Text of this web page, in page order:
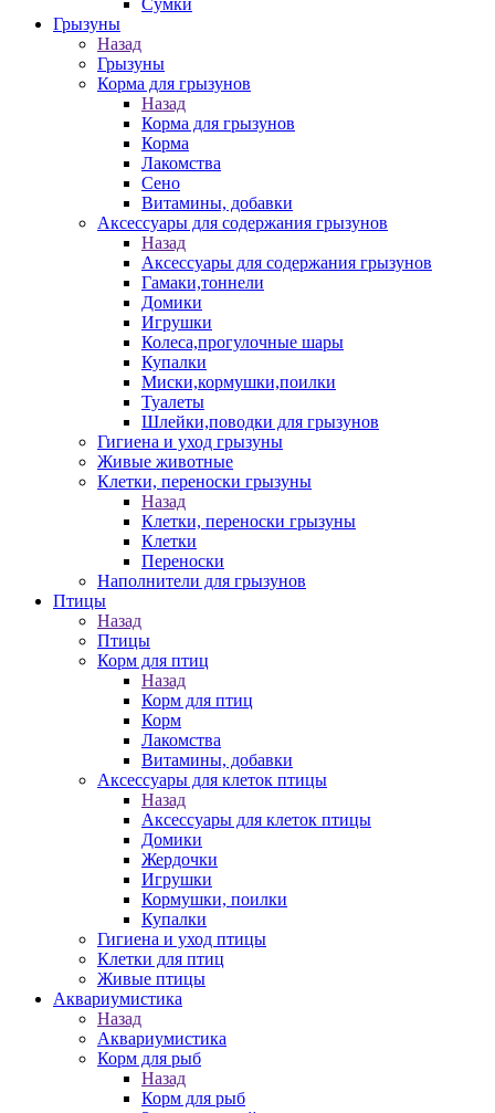
Сумки
Грызуны
Назад
Грызуны
Корма для грызунов
Назад
Корма для грызунов
Корма
Лакомства
Сено
Витамины, добавки
Аксессуары для содержания грызунов
Назад
Аксессуары для содержания грызунов
Гамаки,тоннели
Домики
Игрушки
Колеса,прогулочные шары
Купалки
Миски,кормушки,поилки
Туалеты
Шлейки,поводки для грызунов
Гигиена и уход грызуны
Живые животные
Клетки, переноски грызуны
Назад
Клетки, переноски грызуны
Клетки
Переноски
Наполнители для грызунов
Птицы
Назад
Птицы
Корм для птиц
Назад
Корм для птиц
Корм
Лакомства
Витамины, добавки
Аксессуары для клеток птицы
Назад
Аксессуары для клеток птицы
Домики
Жердочки
Игрушки
Кормушки, поилки
Купалки
Гигиена и уход птицы
Клетки для птиц
Живые птицы
Аквариумистика
Назад
Аквариумистика
Корм для рыб
Назад
Корм для рыб